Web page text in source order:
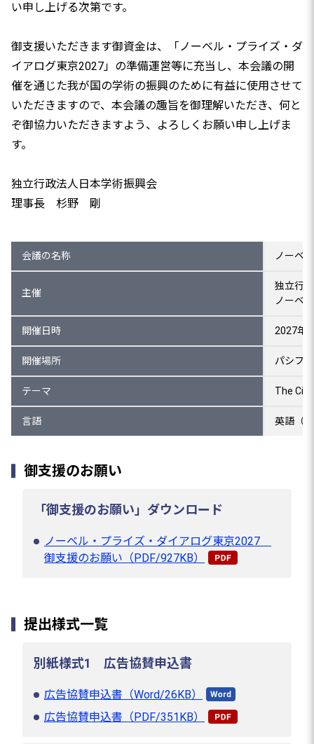
い申し上げる次第です。
御支援いただきます御資金は、「ノーベル・プライズ・ダ
イアログ東京2027」の準備運営等に充当し、本会議の開
催を通じた我が国の学術の振興のために有益に使用させて
いただきますので、本会議の趣旨を御理解いただき、何と
ぞ御協力いただきますよう、よろしくお願い申し上げま
す。
独立行政法人日本学術振興会
理事長 杉野 剛
会議の名称 ノーベ
主催
独立行
ノーベ
開催日時 2027年
開催場所 パシフ
テーマ The
言語 英語（
御支援のお願い
「御支援のお願い」ダウンロード
ノーベル・プライズ・ダイアログ東京2027
御支援のお願い（PDF/927KB）
提出様式一覧
別紙様式1 広告協賛申込書
広告協賛申込書（Word/26KB）
広告協賛申込書（PDF/351KB）